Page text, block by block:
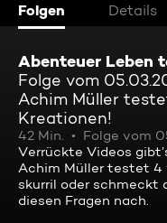
Folgen Details
Abenteuer Leben
Folge vom
Achim Müller
Kreationen!
42 Min. Folge vom
Verrückte Videos
Achim Müller testet 4
skurril oder schmeckt
diesen Fragen nach.